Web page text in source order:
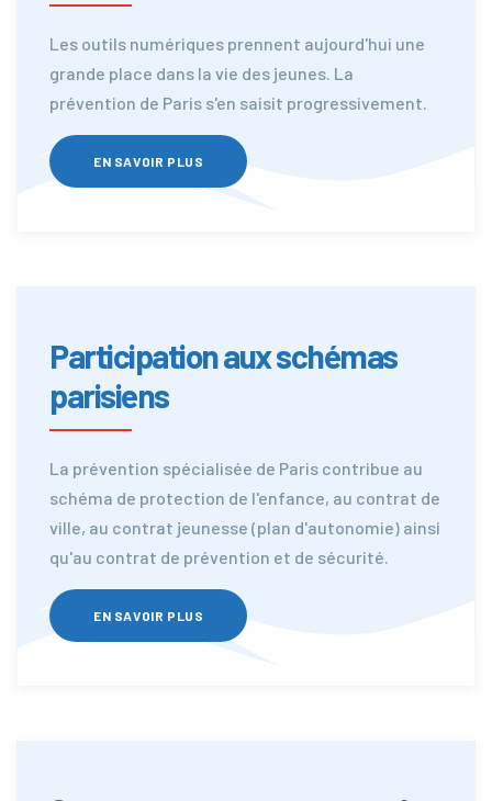
Les outils numériques prennent aujourd'hui une
grande place dans la vie des jeunes. La
prévention de Paris s'en saisit progressivement.
EN SAVOIR PLUS
Participation aux schémas
parisiens
La prévention spécialisée de Paris contribue au
schéma de protection de l'enfance, au contrat de
ville, au contrat jeunesse (plan d'autonomie) ainsi
qu'au contrat de prévention et de sécurité.
EN SAVOIR PLUS